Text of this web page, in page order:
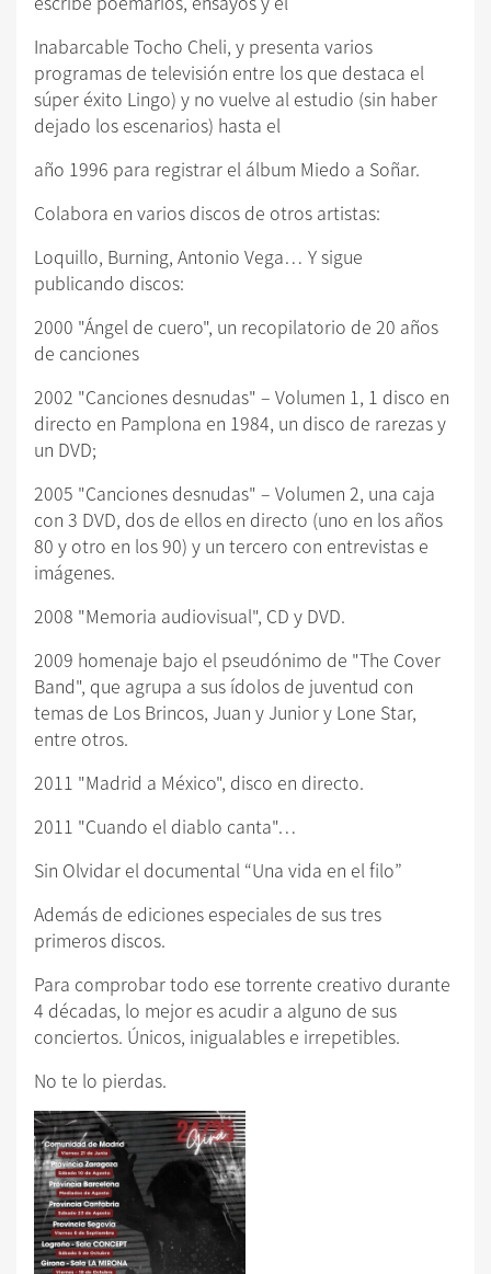
Inabarcable Tocho Cheli, y presenta varios
programas de televisión entre los que destaca el
súper éxito Lingo) y no vuelve al estudio (sin haber
dejado los escenarios) hasta el
año 1996 para registrar el álbum Miedo a Soñar.
Colabora en varios discos de otros artistas:
Loquillo, Burning, Antonio Vega… Y sigue
publicando discos:
2000 "Ángel de cuero", un recopilatorio de 20 años
de canciones
2002 "Canciones desnudas" – Volumen 1, 1 disco en
directo en Pamplona en 1984, un disco de rarezas y
un DVD;
2005 "Canciones desnudas" – Volumen 2, una caja
con 3 DVD, dos de ellos en directo (uno en los años
80 y otro en los 90) y un tercero con entrevistas e
imágenes.
2008 "Memoria audiovisual", CD y DVD.
2009 homenaje bajo el pseudónimo de "The Cover
Band", que agrupa a sus ídolos de juventud con
temas de Los Brincos, Juan y Junior y Lone Star,
entre otros.
2011 "Madrid a México", disco en directo.
2011 "Cuando el diablo canta"…
Sin Olvidar el documental “Una vida en el filo”
Además de ediciones especiales de sus tres
primeros discos.
Para comprobar todo ese torrente creativo durante
4 décadas, lo mejor es acudir a alguno de sus
conciertos. Únicos, inigualables e irrepetibles.
No te lo pierdas.